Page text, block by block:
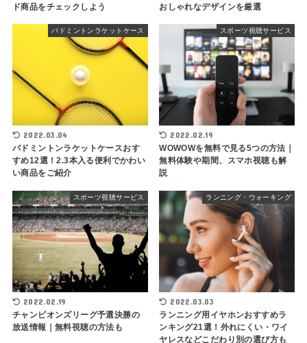
ド商品をチェックしよう
おしゃれなデザインを厳選
バドミントンラケットケース
2022.03.04
バドミントンラケットケースおす
すめ12選！2.3本入る便利でかわい
い商品をご紹介
スポーツ視聴サービス
2022.02.19
WOWOWを無料で見る5つの方法｜
無料体験や期間、スマホ視聴も解
説
スポーツ視聴サービス
2022.02.19
チャンピオンズリーグ予選決勝の
放送情報｜無料視聴の方法も
ランニング・ウォーキング
2022.03.03
ランニング用イヤホンおすすめラ
ンキング21選！外れにくい・ワイ
ヤレスなどこだわり別の選び方も